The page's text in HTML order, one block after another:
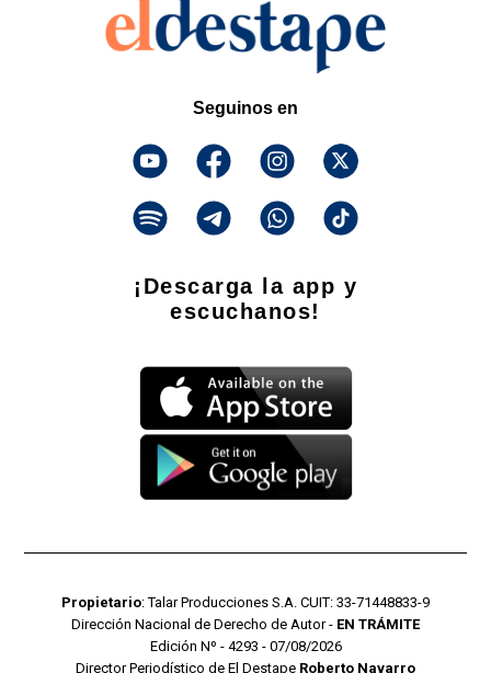
Seguinos en
¡Descarga la app y
escuchanos!
Propietario: Talar Producciones S.A. CUIT: 33-71448833-9
Dirección Nacional de Derecho de Autor - EN TRÁMITE
Edición Nº - 4293 - 07/08/2026
Director Periodístico de El Destape Roberto Navarro